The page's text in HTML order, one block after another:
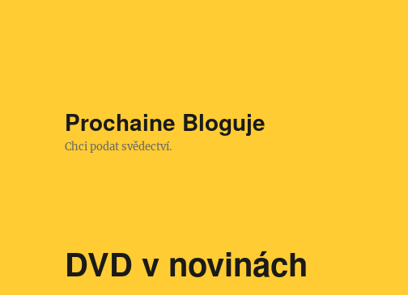
Prochaine Bloguje
Chci podat svědectví.
DVD v novinách